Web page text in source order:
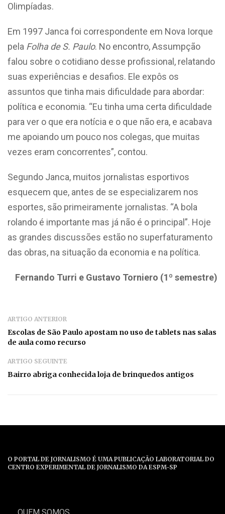
Olimpíadas.
Em 1997 Janca foi correspondente em Nova Iorque
pela Folha de S. Paulo. No encontro, Assumpção
falou sobre o cotidiano desse profissional, relatando
suas experiências e desafios. Ele expôs os
assuntos que tinha mais dificuldade para abordar:
política e economia. “Eu tinha uma certa dificuldade
para ver o que era notícia e o que não era, e acabava
me apoiando um pouco nos colegas, que muitas
vezes eram concorrentes”, contou.
Segundo Janca, muitos jornalistas esportivos
esquecem que, antes de se especializarem nos
esportes, são primeiramente jornalistas. “A bola
rolando é importante mas já não é o principal”. Hoje
as grandes discussões estão no superfaturamento
das obras, na situação da economia e na política.
Fernando Turri e Gustavo Torniero (1º semestre)
ARTIGO ANTERIOR
Escolas de São Paulo apostam no uso de tablets nas salas
de aula como recurso
ARTIGO SEGUINTE
Bairro abriga conhecida loja de brinquedos antigos
O PORTAL DE JORNALISMO É UMA PUBLICAÇÃO LABORATORIAL DO
CENTRO EXPERIMENTAL DE JORNALISMO DA ESPM-SP